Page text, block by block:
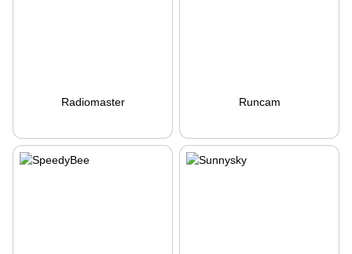
Radiomaster Runcam